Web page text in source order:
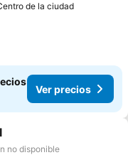
de la ciudad
Ver precios
favoritos
no disponible